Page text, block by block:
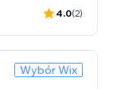
4.0(2)
Wybór Wix